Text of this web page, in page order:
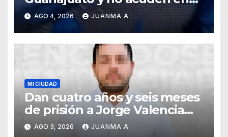
auxilio de capitalinos ante
fuerte lluvia
AGO 4, 2026 JUANMA A
MI CIUDAD
Dan cuatro años y seis meses
de prisión a Jorge Valencia
Gallo por el delito de cohecho
AGO 3, 2026 JUANMA A